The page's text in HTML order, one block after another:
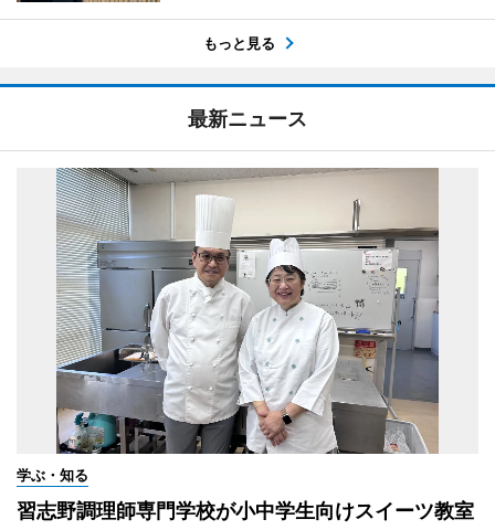
もっと見る
最新ニュース
学ぶ・知る
習志野調理師専門学校が小中学生向けスイーツ教室